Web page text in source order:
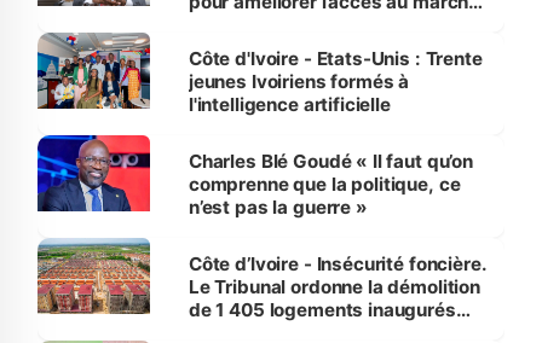
Côte d'Ivoire - Etats-Unis : Trente
jeunes Ivoiriens formés à
l'intelligence artificielle
Charles Blé Goudé « Il faut qu’on
comprenne que la politique, ce
n’est pas la guerre »
Côte d’Ivoire - Insécurité foncière.
Le Tribunal ordonne la démolition
de 1 405 logements inaugurés